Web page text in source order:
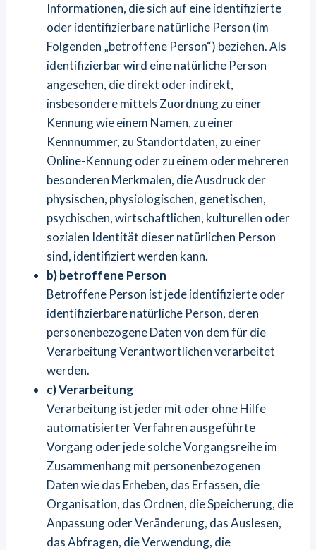
Informationen, die sich auf eine identifizierte
oder identifizierbare natürliche Person (im
Folgenden „betroffene Person“) beziehen. Als
identifizierbar wird eine natürliche Person
angesehen, die direkt oder indirekt,
insbesondere mittels Zuordnung zu einer
Kennung wie einem Namen, zu einer
Kennnummer, zu Standortdaten, zu einer
Online-Kennung oder zu einem oder mehreren
besonderen Merkmalen, die Ausdruck der
physischen, physiologischen, genetischen,
psychischen, wirtschaftlichen, kulturellen oder
sozialen Identität dieser natürlichen Person
sind, identifiziert werden kann.
b) betroffene Person
Betroffene Person ist jede identifizierte oder
identifizierbare natürliche Person, deren
personenbezogene Daten von dem für die
Verarbeitung Verantwortlichen verarbeitet
werden.
c) Verarbeitung
Verarbeitung ist jeder mit oder ohne Hilfe
automatisierter Verfahren ausgeführte
Vorgang oder jede solche Vorgangsreihe im
Zusammenhang mit personenbezogenen
Daten wie das Erheben, das Erfassen, die
Organisation, das Ordnen, die Speicherung, die
Anpassung oder Veränderung, das Auslesen,
das Abfragen, die Verwendung, die